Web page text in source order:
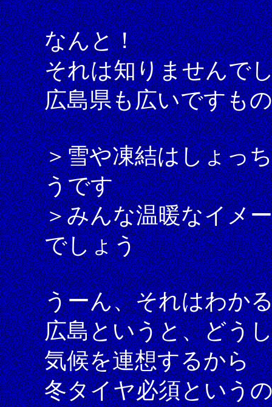
なんと！
それは知りませんで
広島県も広いですも
＞雪や凍結はしょっ
うです
＞みんな温暖なイメ
でしょう
うーん、それはわか
広島というと、どう
気候を連想するから
冬タイヤ必須という